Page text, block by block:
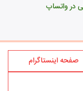
استفاده از مطالب
و با ذکر منبع و درج
صفحه اینستاگرام